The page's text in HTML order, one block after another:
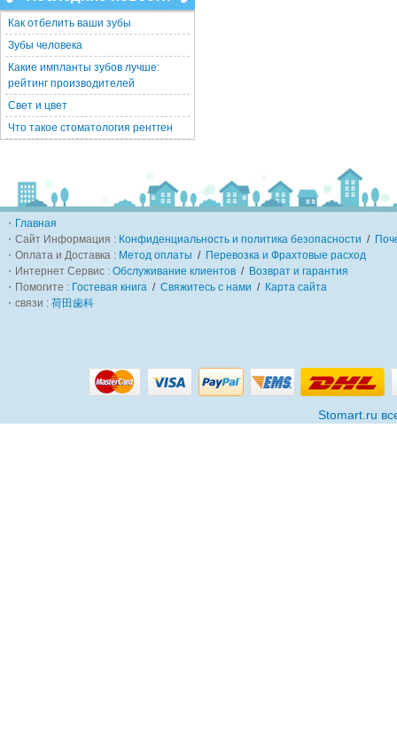
Как отбелить ваши зубы
Зубы человека
Какие импланты зубов лучше:
рейтинг производителей
Свет и цвет
Что такое стоматология рентген
・ Главная
・Сайт Информация : Конфиденциальность и политика безопасности /
・Оплата и Доставка : Метод оплаты / Перевозка и Фрахтовые расход
・Интернет Сервис : Обслуживание клиентов / Возврат и гарантия
・Помогите : Гостевая книга / Свяжитесь с нами / Карта сайта
・связи : 荷田歯科
Stomart.ru